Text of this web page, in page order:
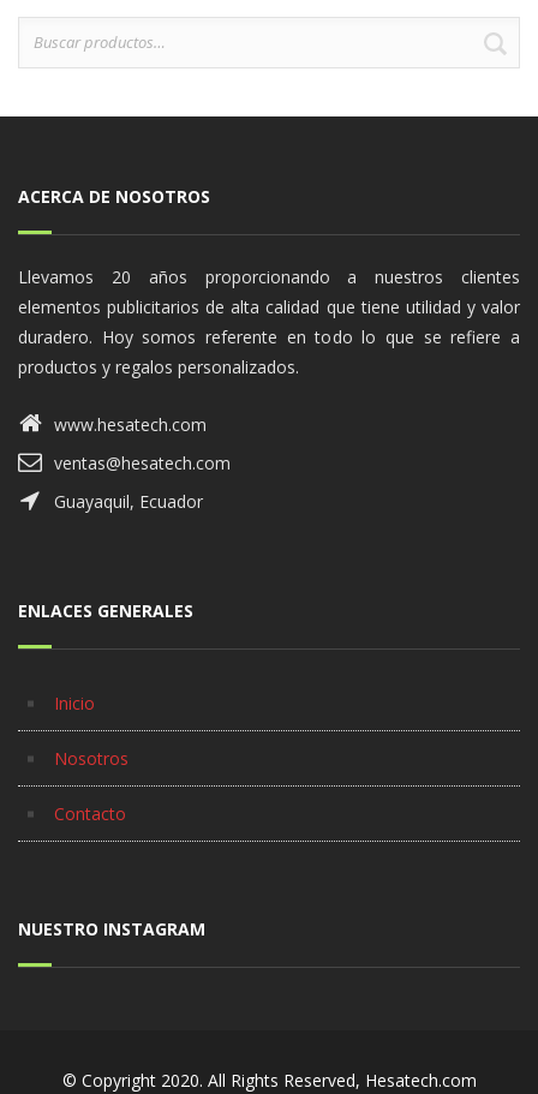
ACERCA DE NOSOTROS
Llevamos 20 años proporcionando a nuestros clientes
elementos publicitarios de alta calidad que tiene utilidad y valor
duradero. Hoy somos referente en todo lo que se refiere a
productos y regalos personalizados.
www.hesatech.com
ventas@hesatech.com
Guayaquil, Ecuador
ENLACES GENERALES
Inicio
Nosotros
Contacto
NUESTRO INSTAGRAM
© Copyright 2020. All Rights Reserved, Hesatech.com